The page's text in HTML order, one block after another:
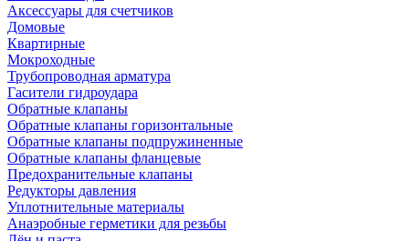
Аксессуары для счетчиков
Домовые
Квартирные
Мокроходные
Трубопроводная арматура
Гасители гидроудара
Обратные клапаны
Обратные клапаны горизонтальные
Обратные клапаны подпружиненные
Обратные клапаны фланцевые
Предохранительные клапаны
Редукторы давления
Уплотнительные материалы
Анаэробные герметики для резьбы